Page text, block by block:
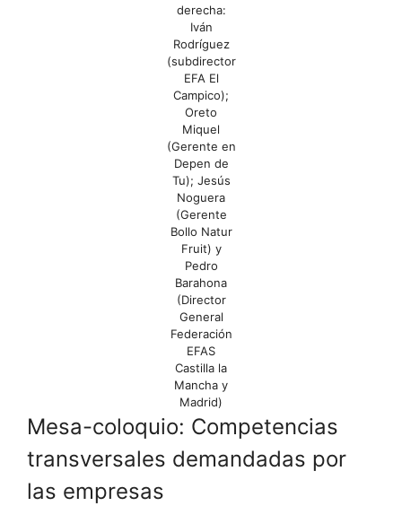
derecha:
Iván
Rodríguez
(subdirector
EFA El
Campico);
Oreto
Miquel
(Gerente en
Depen de
Tu); Jesús
Noguera
(Gerente
Bollo Natur
Fruit) y
Pedro
Barahona
(Director
General
Federación
EFAS
Castilla la
Mancha y
Madrid)
Mesa-coloquio: Competencias
transversales demandadas por
las empresas